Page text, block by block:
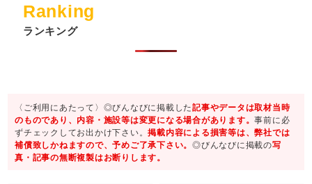
Ranking
ランキング
〈ご利用にあたって〉◎びんなびに掲載した記事やデータは取材当時
のものであり、内容・施設等は変更になる場合があります。事前に必
ずチェックしてお出かけ下さい。掲載内容による損害等は、弊社では
補償致しかねますので、予めご了承下さい。◎びんなびに掲載の写
真・記事の無断複製はお断りします。